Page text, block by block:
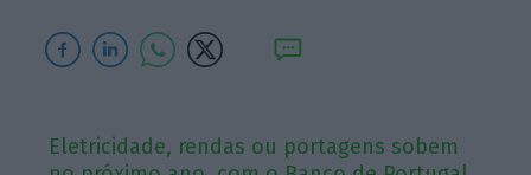
Eletricidade, rendas ou portagens sobem